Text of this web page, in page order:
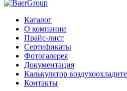
Каталог
О компании
Прайс-лист
Сертификаты
Фотогалерея
Документация
Калькулятор
Контакты